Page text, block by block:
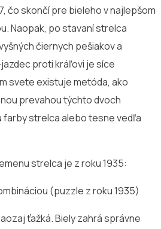
čo skončí pre bieleho v najlepšom
Naopak, po stavaní strelca
čiernych pešiakov a
proti kráľovi je síce
svete existuje metóda, ako
prevahou týchto dvoch
farby strelca alebo tesne vedľa
strelca je z roku 1935:
(puzzle z roku 1935)
ťažká. Biely zahrá správne